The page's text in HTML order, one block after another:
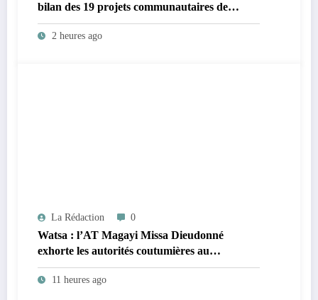
bilan des 19 projets communautaires de
cahier de charge signé avec KGM S.A et
prépare le deuxième quinquennat
2 heures ago
La Rédaction 0
Watsa : l’AT Magayi Missa Dieudonné
exhorte les autorités coutumières au
recensement et à l’identification de la
population en vue de renforcer la
11 heures ago